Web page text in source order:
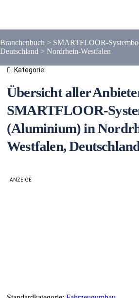
Branchenbuch > SMARTFLOOR-
Deutschland > Nordrhein-Westfalen
Kategorie:
Übersicht aller
SMARTFLOOR-
(Aluminium) in
Westfalen,
ANZEIGE